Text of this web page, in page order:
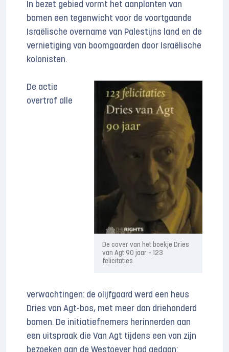
In bezet gebied vormt het aanplanten van
bomen een tegenwicht voor de voortgaande
Israëlische overname van Palestijns land en de
vernietiging van boomgaarden door Israëlische
kolonisten.
De cover van het boekje Dries
van Agt 90 jaar – 123
felicitaties.
De actie
overtrof alle
verwachtingen: de olijfgaard werd een heus
Dries van Agt-bos, met meer dan driehonderd
bomen. De initiatiefnemers herinnerden aan
een uitspraak die Van Agt tijdens een van zijn
bezoeken aan de Westoever had gedaan: